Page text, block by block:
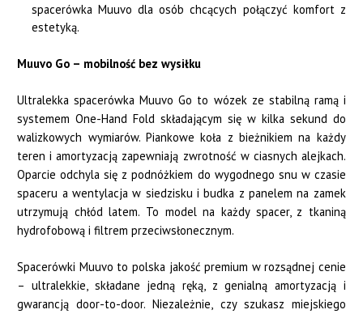
spacerówka Muuvo dla osób chcących połączyć komfort z
estetyką.
Muuvo Go – mobilność bez wysiłku
Ultralekka spacerówka Muuvo Go to wózek ze stabilną ramą i
systemem One-Hand Fold składającym się w kilka sekund do
walizkowych wymiarów. Piankowe koła z bieżnikiem na każdy
teren i amortyzacją zapewniają zwrotność w ciasnych alejkach.
Oparcie odchyla się z podnóżkiem do wygodnego snu w czasie
spaceru a wentylacja w siedzisku i budka z panelem na zamek
utrzymują chłód latem. To model na każdy spacer, z tkaniną
hydrofobową i filtrem przeciwsłonecznym.
Spacerówki Muuvo to polska jakość premium w rozsądnej cenie
– ultralekkie, składane jedną ręką, z genialną amortyzacją i
gwarancją door-to-door. Niezależnie, czy szukasz miejskiego